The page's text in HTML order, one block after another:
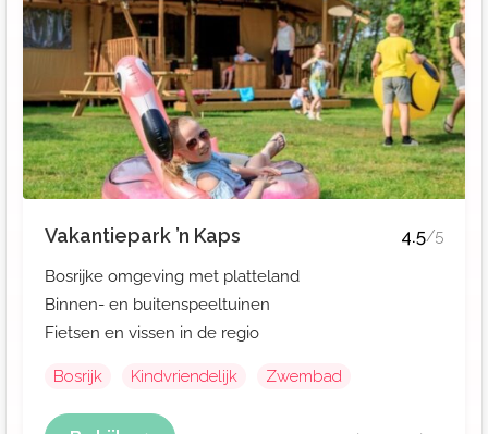
Vakantiepark ’n Kaps 4.5/5
Bosrijke omgeving met platteland
Binnen- en buitenspeeltuinen
Fietsen en vissen in de regio
Bosrijk Kindvriendelijk Zwembad